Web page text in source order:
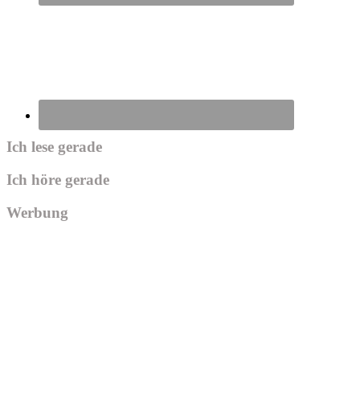
Ich lese gerade
Ich höre gerade
Werbung